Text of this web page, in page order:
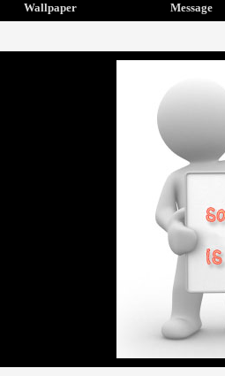
Wallpaper Message